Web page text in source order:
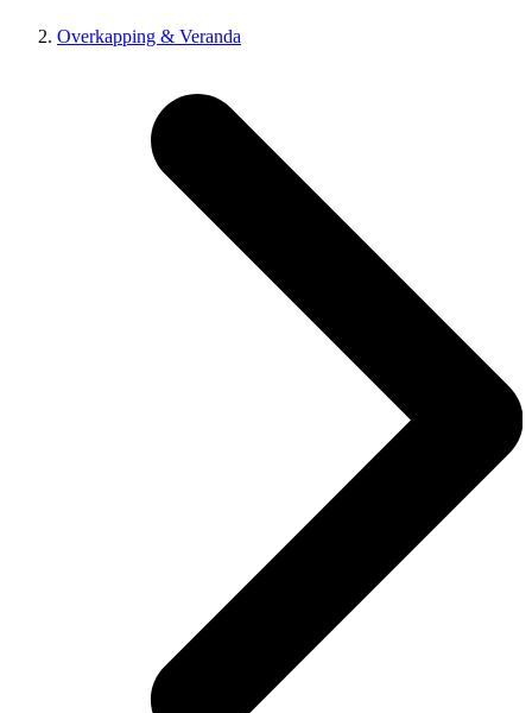
Overkapping & Veranda